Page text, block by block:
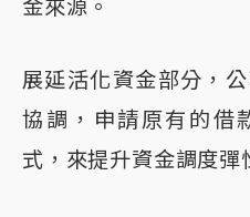
金來源。
展延活化資金部分，
協調，申請原有的借
式，來提升資金調度彈